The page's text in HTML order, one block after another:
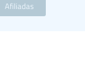
Afiliadas